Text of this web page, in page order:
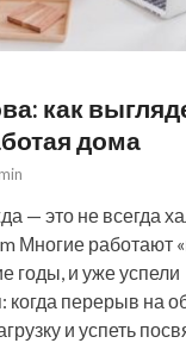
как
дома
— это не всегда
Многие работают
годы, и уже успели
когда перерыв на
и успеть